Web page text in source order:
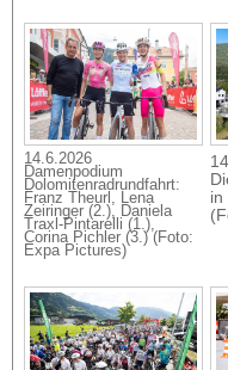
14.6.2026
Damenpodium
Dolomitenradrundfahrt:
Franz Theurl, Lena
Zeiringer (2.), Daniela
Traxl-Pintarelli (1.),
Corina Pichler (3.) (Foto:
Expa Pictures)
in